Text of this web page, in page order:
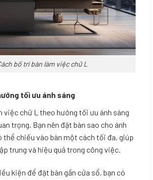
bố trí bàn làm việc chữ L
tối ưu ánh sáng
việc chữ L theo hướng tối ưu ánh sáng
trọng. Bạn nên đặt bàn sao cho ánh
thể chiếu vào bàn một cách tối đa, giúp
trung và hiệu quả trong công việc.
kiện để đặt bàn gần cửa sổ, bạn có